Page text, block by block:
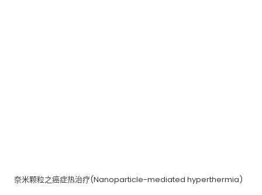
奈米颗粒之癌症热治疗(Nanoparticle-mediated hyperthermia)